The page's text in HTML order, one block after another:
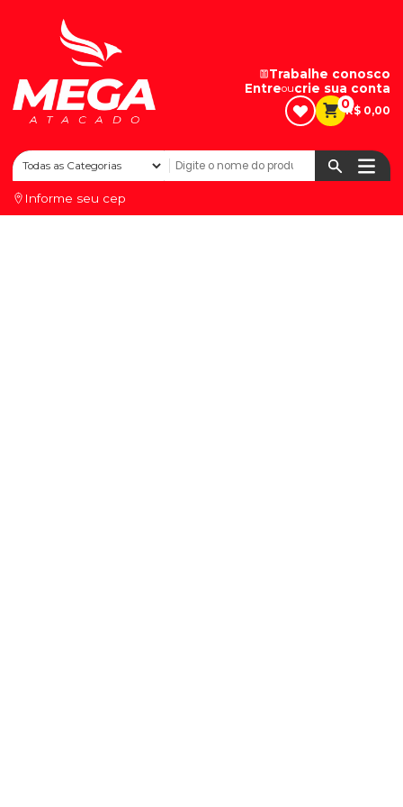
Trabalhe conosco
Entreoucrie sua conta
0R$ 0,00
Informe seu cep